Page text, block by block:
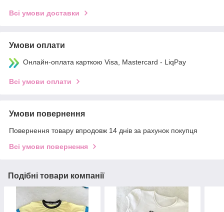
Всі умови доставки
Умови оплати
Онлайн-оплата карткою Visa, Mastercard - LiqPay
Всі умови оплати
Умови повернення
Повернення товару впродовж 14 днів за рахунок покупця
Всі умови повернення
Подібні товари компанії